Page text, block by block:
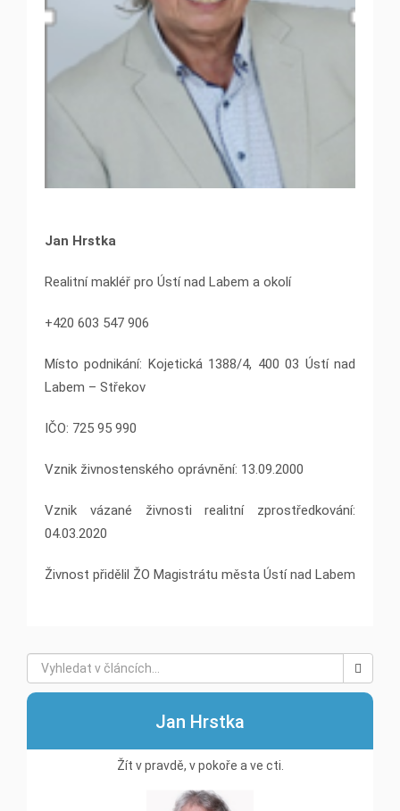
Jan Hrstka
Realitní makléř pro Ústí nad Labem a okolí
+420 603 547 906
Místo podnikání: Kojetická 1388/4, 400 03 Ústí nad
Labem – Střekov
IČO: 725 95 990
Vznik živnostenského oprávnění: 13.09.2000
Vznik vázané živnosti realitní zprostředkování:
04.03.2020
Živnost přidělil ŽO Magistrátu města Ústí nad Labem
Jan Hrstka
Žít v pravdě, v pokoře a ve cti.